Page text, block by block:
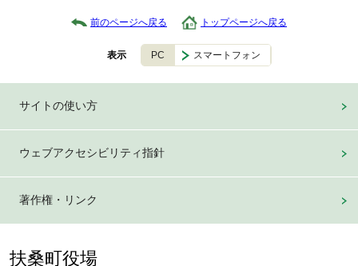
前のページへ戻る トップページへ戻る
表示 PC スマートフォン
サイトの使い方
ウェブアクセシビリティ指針
著作権・リンク
扶桑町役場